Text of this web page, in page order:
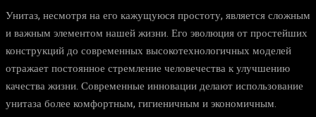
Унитаз, несмотря на его кажущуюся простоту, является сложным
и важным элементом нашей жизни. Его эволюция от простейших
конструкций до современных высокотехнологичных моделей
отражает постоянное стремление человечества к улучшению
качества жизни. Современные инновации делают использование
унитаза более комфортным, гигиеничным и экономичным.